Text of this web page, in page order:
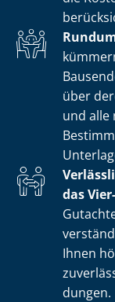
über
und alle
das
Ihnen
dun­gen.